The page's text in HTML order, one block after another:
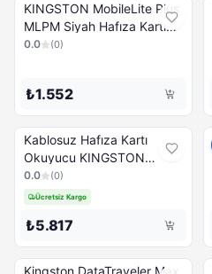
KINGSTON MobileLite Plus
MLPM Siyah Hafıza Kartı
Okuyucu
0.0 (0)
₺1.552
Kablosuz Hafıza Kartı
Okuyucu KINGSTON
MobilLite G3 MLWG3ER
Beyaz
0.0 (0)
Ücretsiz Kargo
₺5.817
Kingston DataTraveler Max